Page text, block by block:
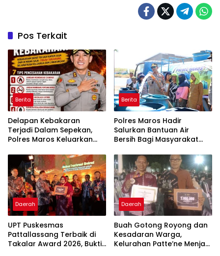
Pos Terkait
Berita
Delapan Kebakaran
Terjadi Dalam Sepekan,
Polres Maros Keluarkan
Masyarakat
Berita
Polres Maros Hadir
Salurkan Bantuan Air
Bersih Bagi Masyarakat
Di Maros
Daerah
UPT Puskesmas
Pattallassang Terbaik di
Takalar Award 2026, Bukti
Daerah
Buah Gotong Royong dan
Kesadaran Warga,
Kelurahan Patte’ne Menjadi